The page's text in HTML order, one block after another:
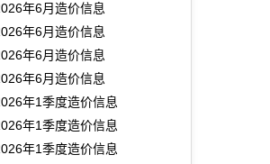
年6月造价信息
年6月造价信息
年6月造价信息
年6月造价信息
年1季度造价信息
年1季度造价信息
年1季度造价信息